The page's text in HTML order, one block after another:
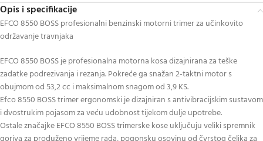
Opis i specifikacije
EFCO 8550 BOSS profesionalni benzinski motorni trimer za učinkovito
održavanje travnjaka
EFCO 8550 BOSS je profesionalna motorna kosa dizajnirana za teške
zadatke podrezivanja i rezanja. Pokreće ga snažan 2-taktni motor s
obujmom od 53,2 cc i maksimalnom snagom od 3,9 KS.
Efco 8550 BOSS trimer ergonomski je dizajniran s antivibracijskim sustavom
i dvostrukim pojasom za veću udobnost tijekom dulje upotrebe.
Ostale značajke EFCO 8550 BOSS trimerske kose uključuju veliki spremnik